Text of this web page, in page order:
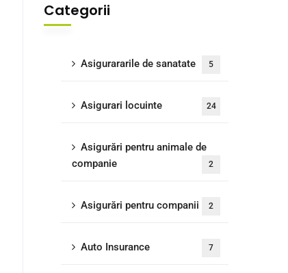
Categorii
Asigurararile de sanatate 5
Asigurari locuinte 24
Asigurări pentru animale de
companie
2
Asigurări pentru companii 2
Auto Insurance 7